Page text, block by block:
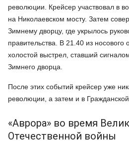
революции. Крейсер участвовал в
на Николаевском мосту. Затем
Зимнему дворцу, где укрылось
правительства. В 21.40 из
холостой выстрел, ставший
Зимнего дворца.
После этих событий крейсер уже
революции, а затем и в
«Аврора» во время
Отечественной войны